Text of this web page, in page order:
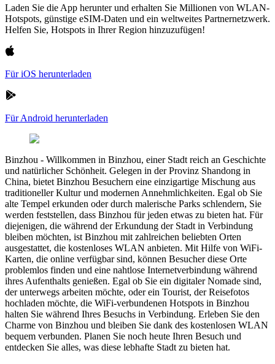
Laden Sie die App herunter und erhalten Sie Millionen von WLAN-
Hotspots, günstige eSIM-Daten und ein weltweites Partnernetzwerk.
Helfen Sie, Hotspots in Ihrer Region hinzuzufügen!
Für iOS herunterladen
Für Android herunterladen
Binzhou - Willkommen in Binzhou, einer Stadt reich an Geschichte
und natürlicher Schönheit. Gelegen in der Provinz Shandong in
China, bietet Binzhou Besuchern eine einzigartige Mischung aus
traditioneller Kultur und modernen Annehmlichkeiten. Egal ob Sie
alte Tempel erkunden oder durch malerische Parks schlendern, Sie
werden feststellen, dass Binzhou für jeden etwas zu bieten hat. Für
diejenigen, die während der Erkundung der Stadt in Verbindung
bleiben möchten, ist Binzhou mit zahlreichen beliebten Orten
ausgestattet, die kostenloses WLAN anbieten. Mit Hilfe von WiFi-
Karten, die online verfügbar sind, können Besucher diese Orte
problemlos finden und eine nahtlose Internetverbindung während
ihres Aufenthalts genießen. Egal ob Sie ein digitaler Nomade sind,
der unterwegs arbeiten möchte, oder ein Tourist, der Reisefotos
hochladen möchte, die WiFi-verbundenen Hotspots in Binzhou
halten Sie während Ihres Besuchs in Verbindung. Erleben Sie den
Charme von Binzhou und bleiben Sie dank des kostenlosen WLAN
bequem verbunden. Planen Sie noch heute Ihren Besuch und
entdecken Sie alles, was diese lebhafte Stadt zu bieten hat.